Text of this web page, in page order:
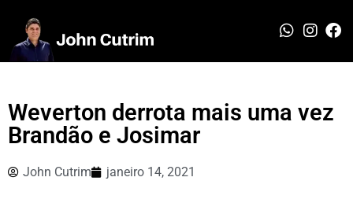
Weverton derrota mais uma vez
Brandão e Josimar
John Cutrim janeiro 14, 2021